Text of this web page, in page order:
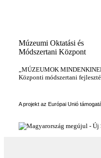
Múzeumi Oktatási és
Módszertani Központ
„MÚZEUMOK
Központi módszertani
A projekt az Európai Unió